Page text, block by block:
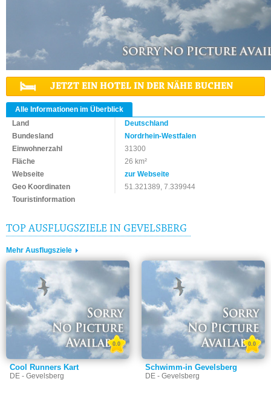
JETZT EIN HOTEL IN DER NÄHE BUCHEN
Alle Informationen im Überblick
Land
Deutschland
Bundesland
Nordrhein-Westfalen
Einwohnerzahl
31300
Fläche
26 km²
Webseite
zur Webseite
Geo Koordinaten
51.321389, 7.339944
Touristinformation
TOP AUSFLUGSZIELE IN GEVELSBERG
Mehr Ausflugsziele
Cool Runners Kart
DE - Gevelsberg
0.0
Schwimm-in Gevelsberg
DE - Gevelsberg
0.0